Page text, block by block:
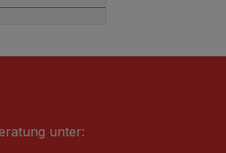
unter: